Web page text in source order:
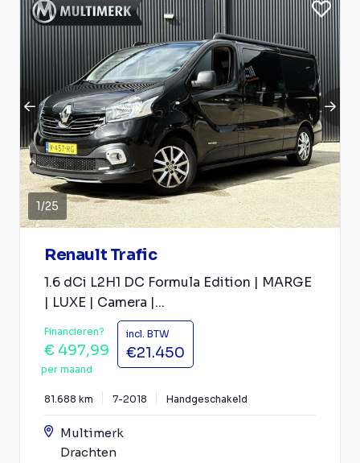
1/25
Renault Trafic
1.6 dCi L2H1 DC Formula Edition | MARGE
| LUXE | Camera |...
Financieren?
€ 497,99
per maand
incl. BTW
€21.450
81.688 km 7-2018 Handgeschakeld
Multimerk
Drachten